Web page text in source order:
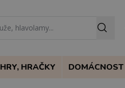
HRY, HRAČKY DOMÁCNOST